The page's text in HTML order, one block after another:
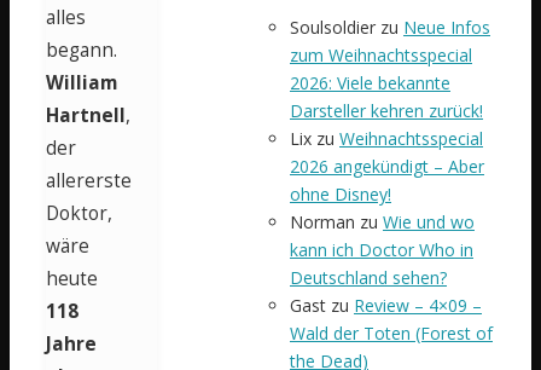
alles
begann.
William
Hartnell,
der
allererste
Doktor,
wäre
heute
118
Jahre
Soulsoldier zu Neue Infos
zum Weihnachtsspecial
2026: Viele bekannte
Darsteller kehren zurück!
Lix zu Weihnachtsspecial
2026 angekündigt – Aber
ohne Disney!
Norman zu Wie und wo
kann ich Doctor Who in
Deutschland sehen?
Gast zu Review – 4×09 –
Wald der Toten (Forest of
the Dead)